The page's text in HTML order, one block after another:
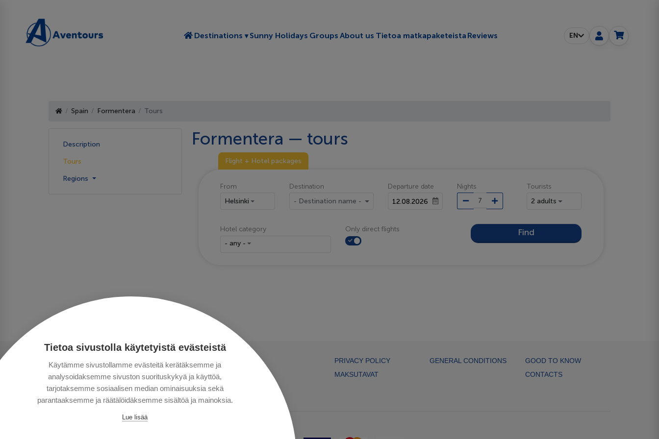
Tietoa sivustolla käytetyistä evästeistä
Käytämme sivustollamme evästeitä kerätäksemme ja
analysoidaksemme sivuston suorituskykyä ja käyttöä,
tarjotaksemme sosiaalisen median ominaisuuksia sekä
parantaaksemme ja räätälöidäksemme sisältöä ja mainoksia.
Lue lisää
Destinations Toggle submenu
Sunny Holidays Groups About us Tietoa matkapaketeista Reviews EN
Spain Formentera Tours
Description
Tours
Regions
Formentera — tours
Flight + Hotel packages
From
Helsinki
Destination
- Destination name -
Departure date Nights
Tourists
2 adults
Hotel category
- any -
Only direct flights Find
PRIVACY POLICY
MAKSUTAVAT
GENERAL CONDITIONS
GOOD TO KNOW
CONTACTS